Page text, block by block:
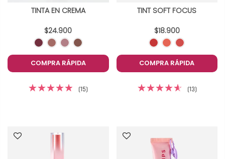
TINTA EN CREMA
$24.900
COMPRA RÁPIDA
(15)
TINT SOFT FOCUS
$18.900
COMPRA RÁPIDA
(13)